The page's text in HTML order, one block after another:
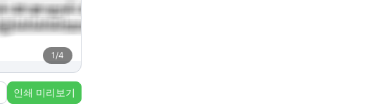
1/4
인쇄 미리보기